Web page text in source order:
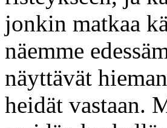
jonkin matkaa
näemme
näyttävät
heidät vastaan.